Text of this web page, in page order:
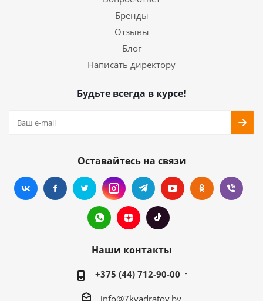
Бренды
Отзывы
Блог
Написать директору
Будьте всегда в курсе!
Оставайтесь на связи
Наши контакты
+375 (44) 712-90-00
info@7kvadratov.by